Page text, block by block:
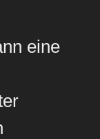
eine